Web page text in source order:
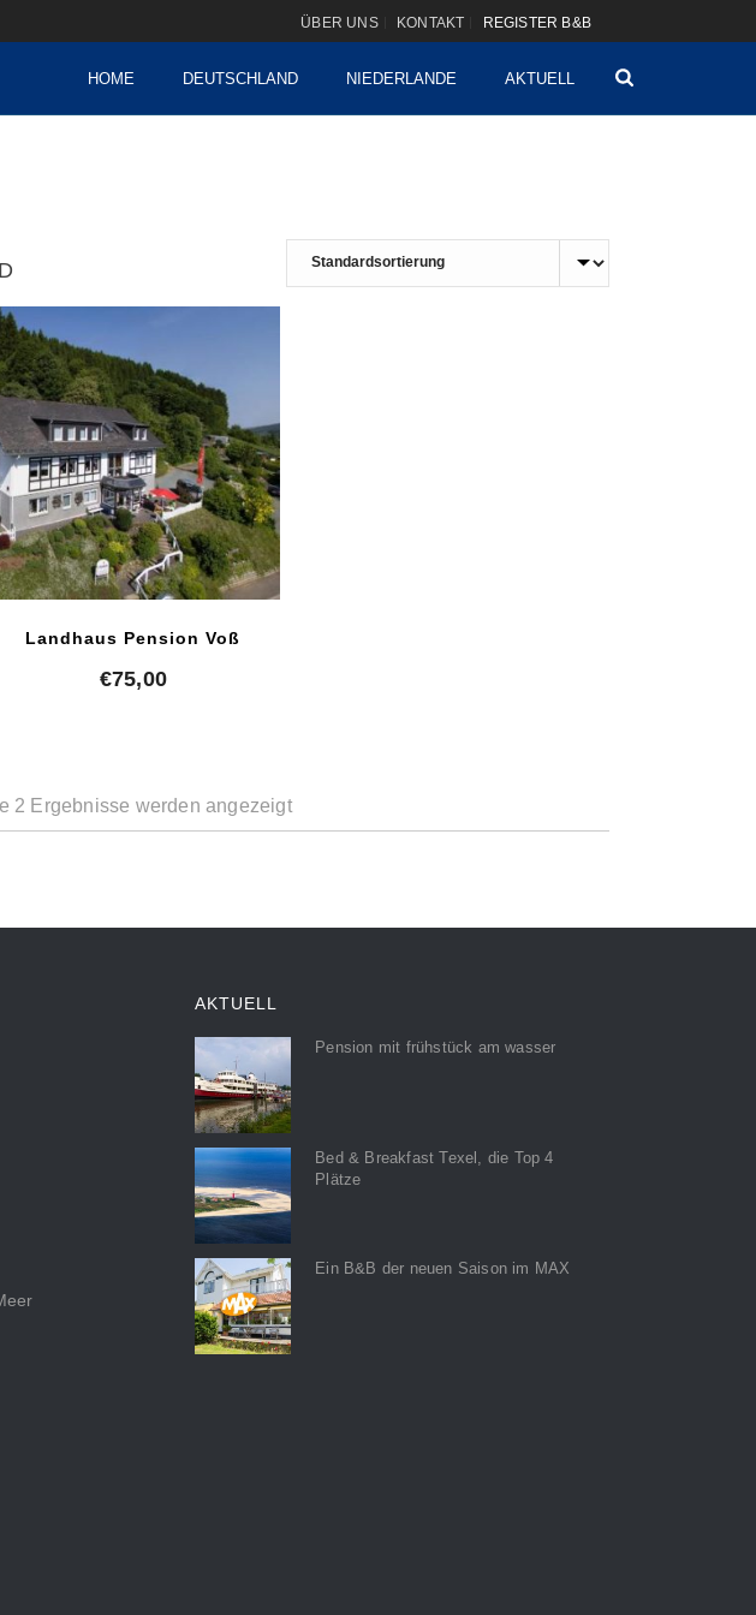
ÜBER UNS KONTAKT REGISTER B&B
HOME DEUTSCHLAND NIEDERLANDE AKTUELL
Landhaus Pension Voß
€75,00
2 Ergebnisse werden angezeigt
AKTUELL
Pension mit frühstück am wasser
Bed & Breakfast Texel, die Top 4
Plätze
Ein B&B der neuen Saison im MAX